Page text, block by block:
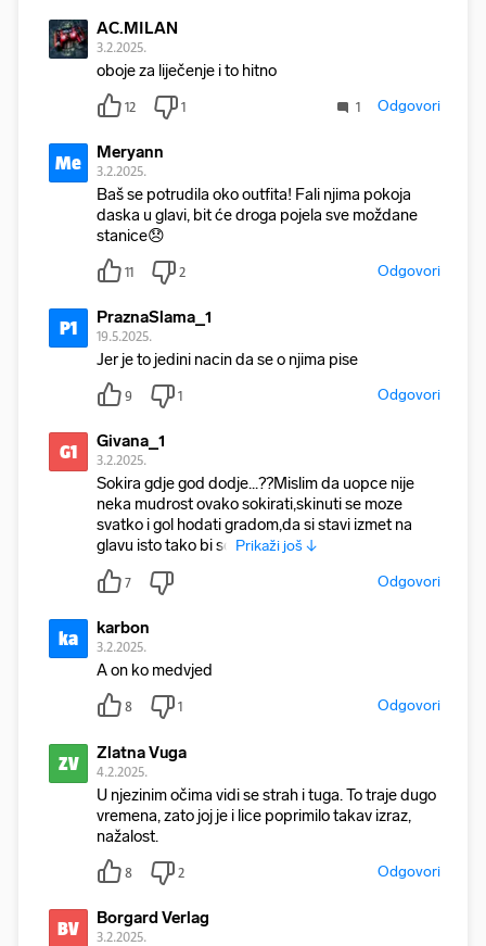
AC.MILAN
3.2.2025.
oboje za liječenje i to hitno
12 1 1 Odgovori
Me Meryann
3.2.2025.
Baš se potrudila oko outfita! Fali njima pokoja
daska u glavi, bit će droga pojela sve moždane
stanice😞
11 2 Odgovori
P1 PraznaSlama_1
19.5.2025.
Jer je to jedini nacin da se o njima pise
9 1 Odgovori
G1 Givana_1
3.2.2025.
Sokira gdje god dodje...??Mislim da uopce nije
neka mudrost ovako sokirati,skinuti se moze
svatko i gol hodati gradom,da si stavi izmet na
glavu isto tako bi so Prikaži još ↓
7 Odgovori
ka karbon
3.2.2025.
A on ko medvjed
8 1 Odgovori
ZV Zlatna Vuga
4.2.2025.
U njezinim očima vidi se strah i tuga. To traje dugo
vremena, zato joj je i lice poprimilo takav izraz,
nažalost.
8 2 Odgovori
BV Borgard Verlag
3.2.2025.